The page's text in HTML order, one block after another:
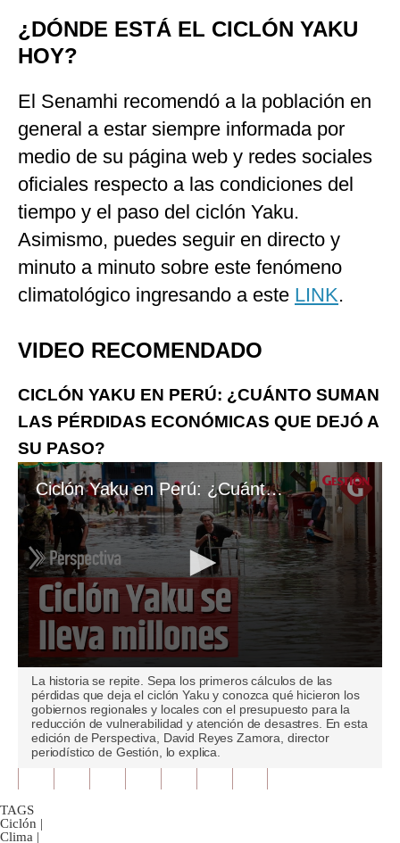
¿DÓNDE ESTÁ EL CICLÓN YAKU
HOY?
El Senamhi recomendó a la población en
general a estar siempre informada por
medio de su página web y redes sociales
oficiales respecto a las condiciones del
tiempo y el paso del ciclón Yaku.
Asimismo, puedes seguir en directo y
minuto a minuto sobre este fenómeno
climatológico ingresando a este LINK.
VIDEO RECOMENDADO
CICLÓN YAKU EN PERÚ: ¿CUÁNTO SUMAN
LAS PÉRDIDAS ECONÓMICAS QUE DEJÓ A
SU PASO?
Ciclón Yaku en Perú: ¿Cuánto suman las pérdidas económicas que dejó a su paso?
seconds
minutes,
42
seconds
La historia se repite. Sepa los primeros cálculos de las
pérdidas que deja el ciclón Yaku y conozca qué hicieron los
gobiernos regionales y locales con el presupuesto para la
reducción de vulnerabilidad y atención de desastres. En esta
edición de Perspectiva, David Reyes Zamora, director
periodístico de Gestión, lo explica.
TAGS
Ciclón |
Clima |